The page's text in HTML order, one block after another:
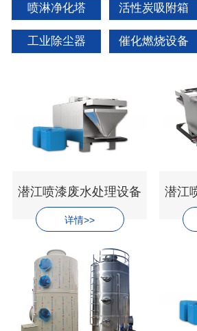
喷淋净化塔 活性炭吸附箱
工业除尘器 催化燃烧设备
潜江喷漆废水处理设备
详情>>
潜江